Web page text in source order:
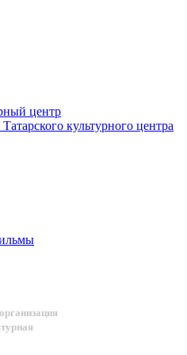
центр
культурного центра